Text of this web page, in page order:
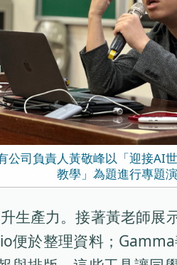
公司負責人黃敬峰以「迎接AI
教學」為題進行專題
生產力。接著黃老師展
便於整理資料；